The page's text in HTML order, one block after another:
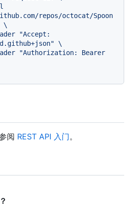
repos/octocat/Spoon
\
\
阅 REST API 入门。